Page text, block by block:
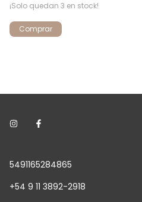
¡Solo quedan 3 en stock!
Comprar
5491165284865
+54 9 11 3892-2918